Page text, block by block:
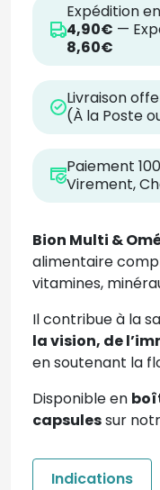
Expédition
4,90€ —
8,60€
Livraison
(À la Poste
Paiement
Virement,
Bion Multi &
alimentaire
vitamines,
Il contribue à la
la vision, de
en soutenant la
Disponible en
capsulessur
Indications